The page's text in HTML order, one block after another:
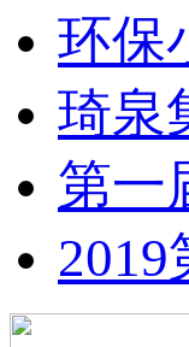
环保
琦泉
第一